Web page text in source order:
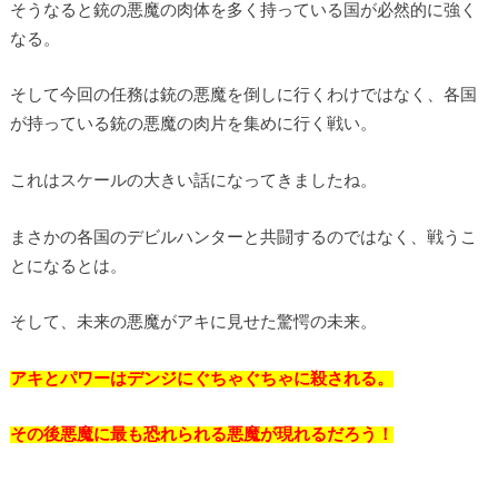
そうなると銃の悪魔の肉体を多く持っている国が必然的に強く
なる。
そして今回の任務は銃の悪魔を倒しに行くわけではなく、各国
が持っている銃の悪魔の肉片を集めに行く戦い。
これはスケールの大きい話になってきましたね。
まさかの各国のデビルハンターと共闘するのではなく、戦うこ
とになるとは。
そして、未来の悪魔がアキに見せた驚愕の未来。
アキとパワーはデンジにぐちゃぐちゃに殺される。
その後悪魔に最も恐れられる悪魔が現れるだろう！